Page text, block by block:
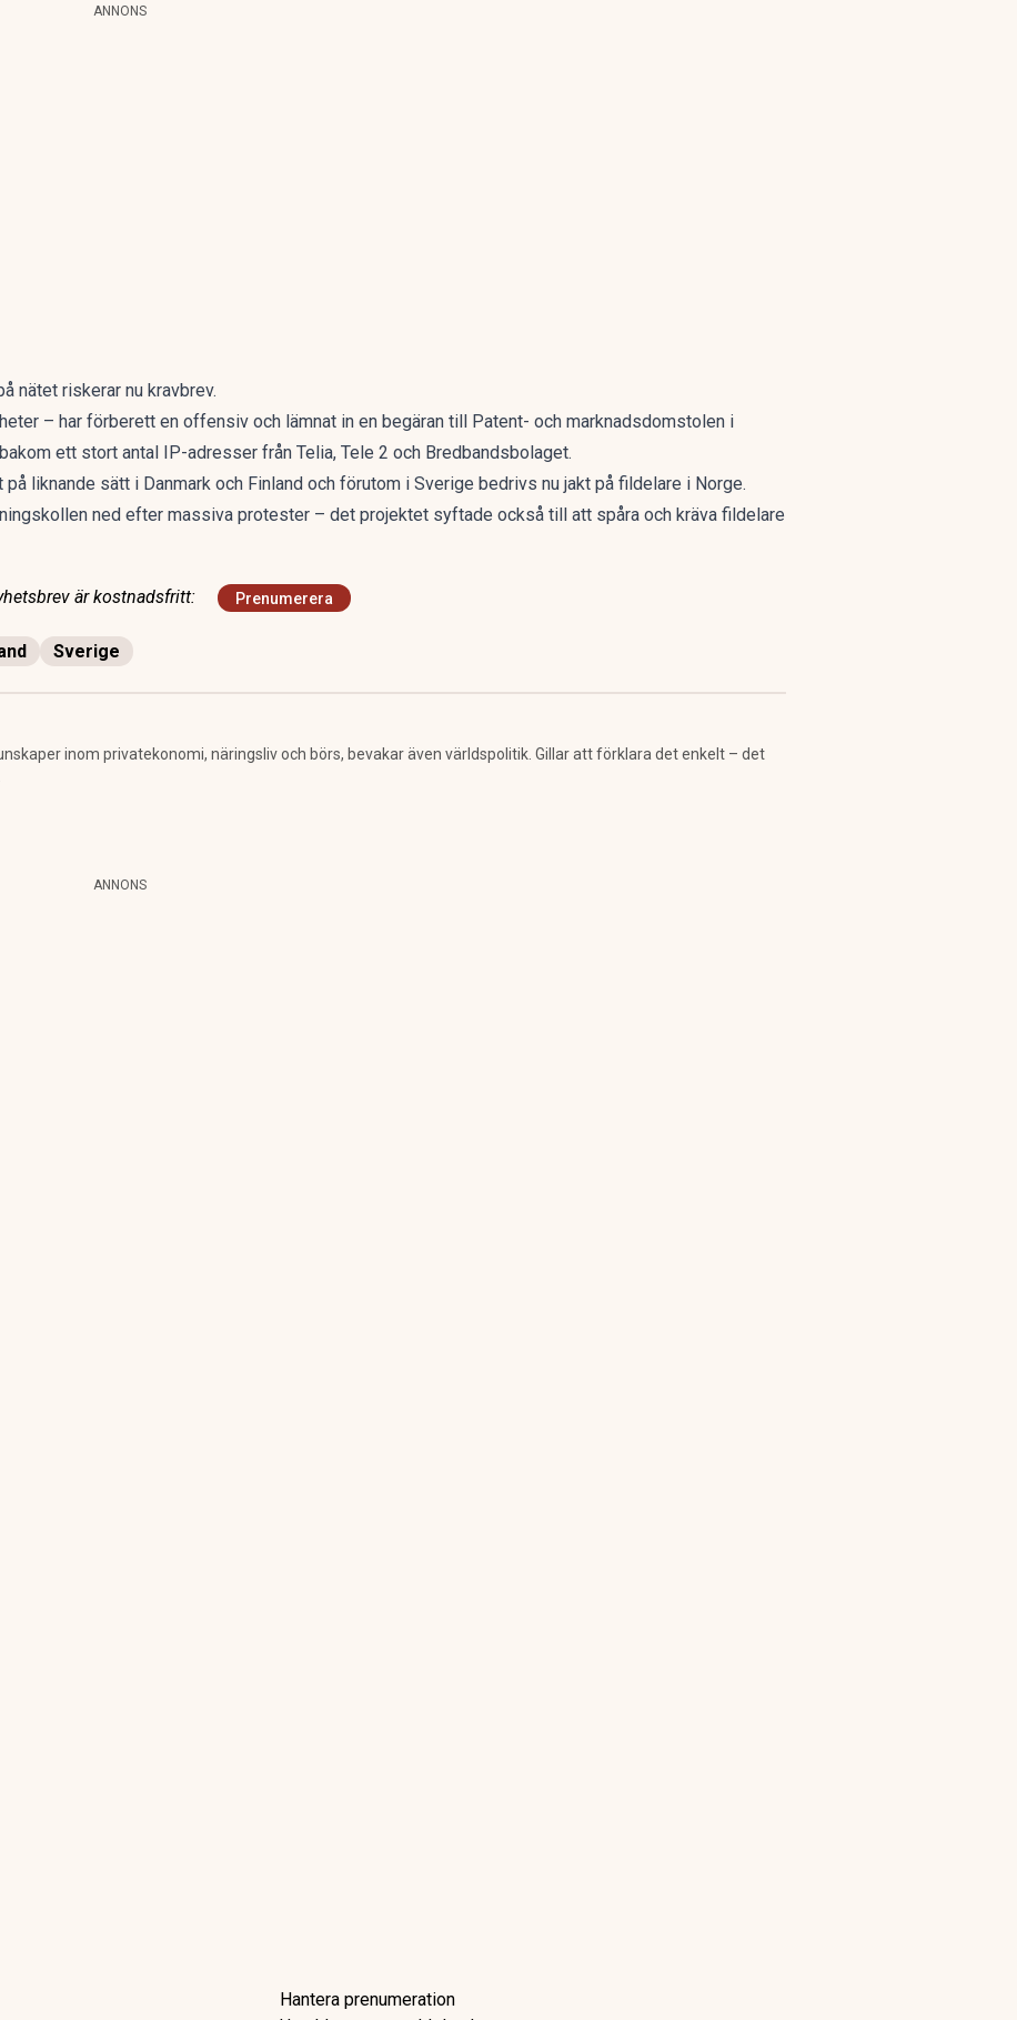
ANNONS
nätet riskerar nu kravbrev.
– har förberett en offensiv och lämnat in en begäran till Patent- och marknadsdomstolen i
ett stort antal IP-adresser från Telia, Tele 2 och Bredbandsbolaget.
liknande sätt i Danmark och Finland och förutom i Sverige bedrivs nu jakt på fildelare i Norge.
ned efter massiva protester – det projektet syftade också till att spåra och kräva fildelare
är kostnadsfritt: Prenumerera
Sverige
inom privatekonomi, näringsliv och börs, bevakar även världspolitik. Gillar att förklara det enkelt – det
ANNONS
Hantera prenumeration